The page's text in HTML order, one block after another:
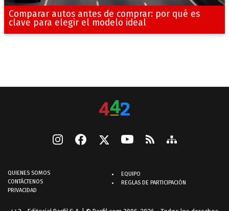
Comparar autos antes de comprar: por qué es
clave para elegir el modelo ideal
QUIENES SOMOS
CONTÁCTENOS
PRIVACIDAD
EQUIPO
REGLAS DE PARTICIPACIÓN